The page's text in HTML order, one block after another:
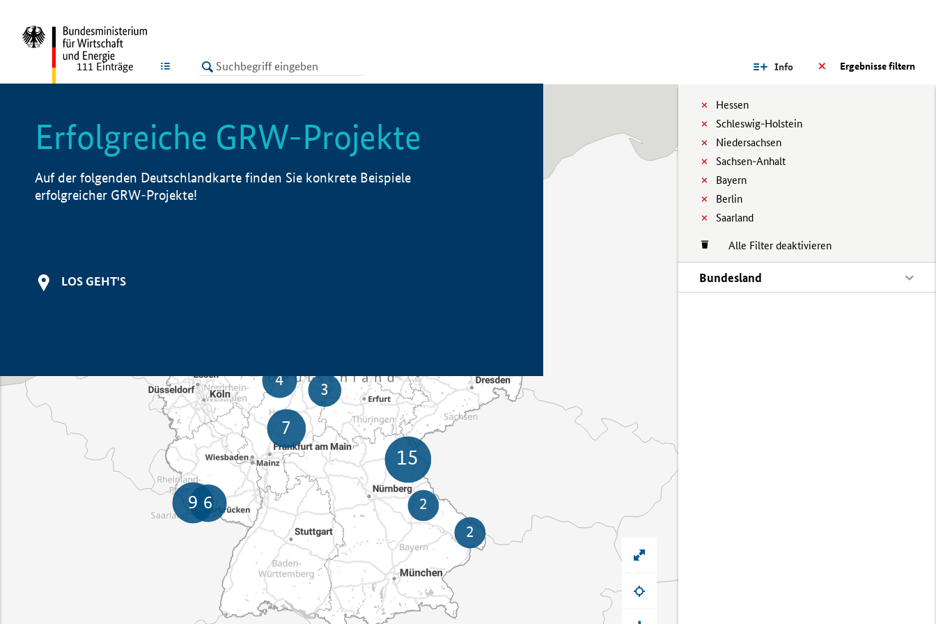
LISTE Ergebnisse filtern
Info
Hessen
Schleswig-Holstein
Niedersachsen
Sachsen-Anhalt
Bayern
Berlin
Saarland
Alle Filter deaktivieren
Bundesland
111 Einträge
Erfolgreiche GRW-Projekte
Auf der folgenden Deutschlandkarte finden Sie konkrete Beispiele
erfolgreicher GRW-Projekte!
LOS GEHT'S